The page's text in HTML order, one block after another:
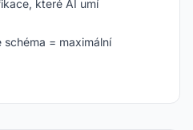
které AI umí
= maximální